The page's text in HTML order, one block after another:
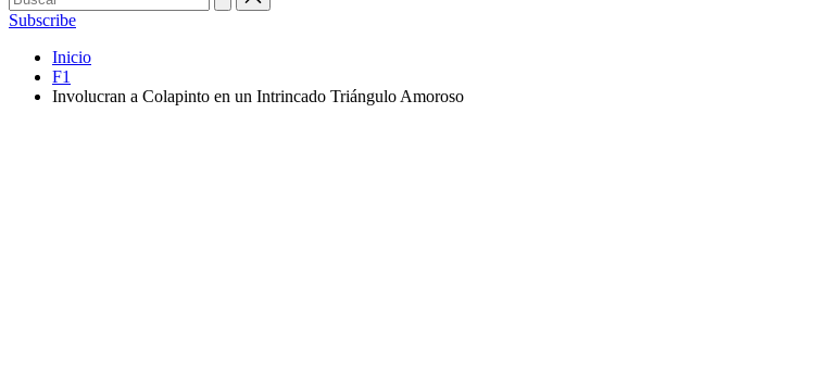
Subscribe
Inicio
F1
Involucran a Colapinto en un Intrincado Triángulo Amoroso